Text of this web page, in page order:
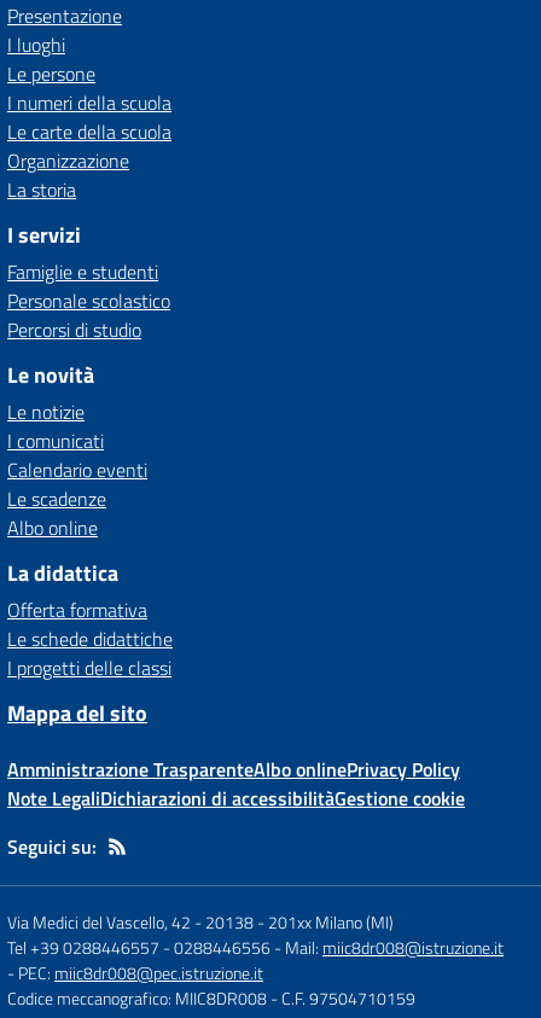
Presentazione
I luoghi
Le persone
I numeri della scuola
Le carte della scuola
Organizzazione
La storia
I servizi
Famiglie e studenti
Personale scolastico
Percorsi di studio
Le novità
Le notizie
I comunicati
Calendario eventi
Le scadenze
Albo online
La didattica
Offerta formativa
Le schede didattiche
I progetti delle classi
Mappa del sito
Amministrazione TrasparenteAlbo onlinePrivacy Policy
Note LegaliDichiarazioni di accessibilitàGestione cookie
Seguici su:
Via Medici del Vascello, 42 - 20138-201xx Milano (MI)
Tel +39 0288446557 - 0288446556- Mail: miic8dr008@istruzione.it
- PEC: miic8dr008@pec.istruzione.it
Codice meccanografico: MIIC8DR008- C.F. 97504710159